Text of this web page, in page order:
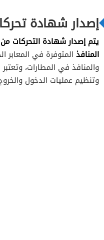
إصدار شهادة
يتم إصدار شهادة التحركات من
المنافذ المتوفرة في المعابر
والمنافذ في المطارات،
وتنظيم عمليات الدخول